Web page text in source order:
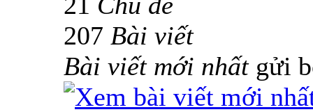
207 Bài viết
Bài viết mới nhấtgửi